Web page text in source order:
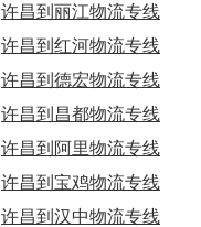
许昌到丽江物流专线
许昌到红河物流专线
许昌到德宏物流专线
许昌到昌都物流专线
许昌到阿里物流专线
许昌到宝鸡物流专线
许昌到汉中物流专线